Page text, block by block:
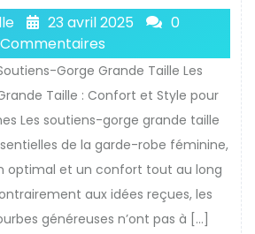
23 avril 2025
0
Commentaires
Gorge Grande Taille Les
Taille : Confort et Style pour
Les soutiens-gorge grande taille
de la garde-robe féminine,
optimal et un confort tout au long
aux idées reçues, les
généreuses n’ont pas à […]